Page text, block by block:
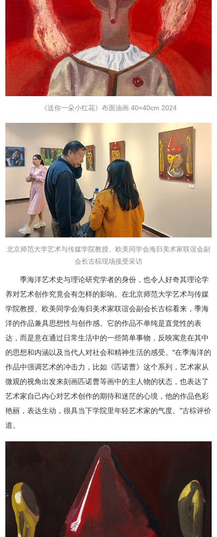
《送你一朵小红花》布面油画 40×40cm 2024
北京师范大学艺术与传媒学院教授、欧美同学会海归美术家联谊会副
会长古棕现场接受采访
季海洋艺术史与理论研究学者的身份，也令人好奇其理论学
养对艺术创作究竟会有怎样的影响。在北京师范大学艺术与传媒
学院教授、欧美同学会海归美术家联谊会副会长古棕看来，季海
洋的作品兼具思想性与创作感。它的作品不单纯是直觉性的表
达，而是意在通过日常生活中的一些简单事物，反映寓意在其中
的思想和内涵以及当代人对社会和精神生活的感受。“在季海洋的
作品中强调艺术的冲击力，比如《匹诺曹》这个系列，艺术家从
微观的视角出发来刻画匹诺曹等画中的主人物的状态，也表达了
艺术家自己内心对艺术创作的期待和迷茫的心境，他的作品色彩
艳丽，表达生动，很具当下学院里年轻艺术家的气度。”古棕评价
道。